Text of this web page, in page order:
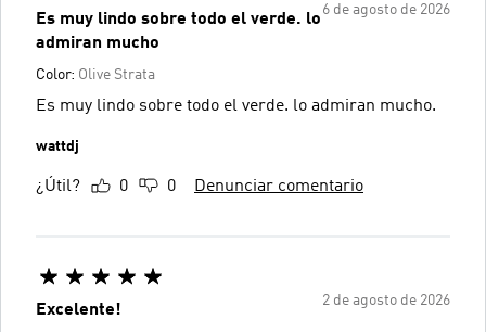
6 de agosto de 2026
Es muy lindo sobre todo el verde. lo
admiran mucho
Color: Olive Strata
Es muy lindo sobre todo el verde. lo admiran mucho.
wattdj
¿Útil? 0 0 Denunciar comentario
2 de agosto de 2026
Excelente!